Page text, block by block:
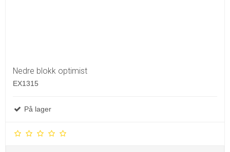
Nedre blokk optimist
EX1315
På lager